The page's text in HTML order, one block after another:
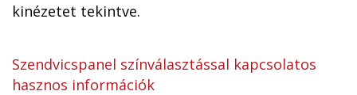
kinézetet tekintve.
Szendvicspanel színválasztással kapcsolatos
hasznos információk